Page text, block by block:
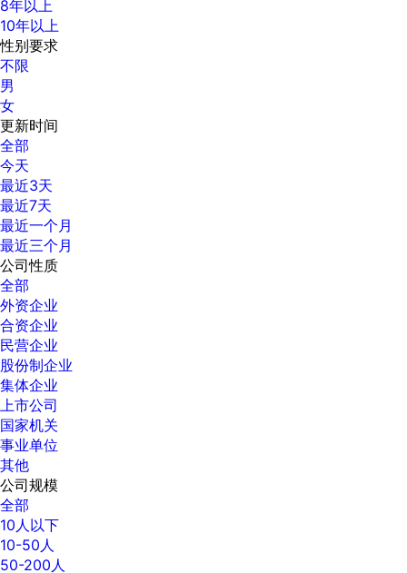
8年以上
10年以上
性别要求
不限
男
女
更新时间
全部
今天
最近3天
最近7天
最近一个月
最近三个月
公司性质
全部
外资企业
合资企业
民营企业
股份制企业
集体企业
上市公司
国家机关
事业单位
其他
公司规模
全部
10人以下
10-50人
50-200人